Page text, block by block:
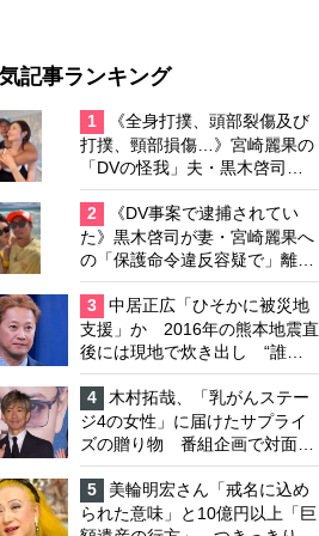
記事ランキング
1
《全身打撲、頭部裂傷及び
打撲、頸部損傷…》宮崎麗果の
「DVの怪我」夫・黒木啓司の
逮捕で始まる「夫婦の闘争」
2
《DV事案で逮捕されてい
た》黒木啓司が妻・宮崎麗果へ
の「保護命令違反容疑で」離婚
協議は「第二ステージ」へ
3
中居正広「ひそかに被災地
支援」か 2016年の熊本地震直
後には現地で炊き出し “誰に
も知られなくて良い”と、むし
ろ強まる福祉活動への思い
4
木村拓哉、「乳がんステー
ジ4の女性」に届けたサプライ
ズの贈り物 番組企画で対面し
たファンが、夢と希望を与える
心遣いに「うれしくて号泣しま
した」
5
美輪明宏さん「戒名に込め
られた意味」と10億円以上「巨